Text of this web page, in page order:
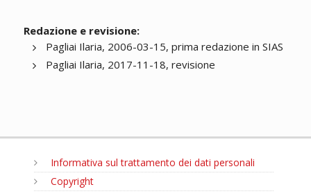
Redazione e revisione:
Pagliai Ilaria, 2006-03-15, prima redazione in SIAS
Pagliai Ilaria, 2017-11-18, revisione
Informativa sul trattamento dei dati personali
Copyright